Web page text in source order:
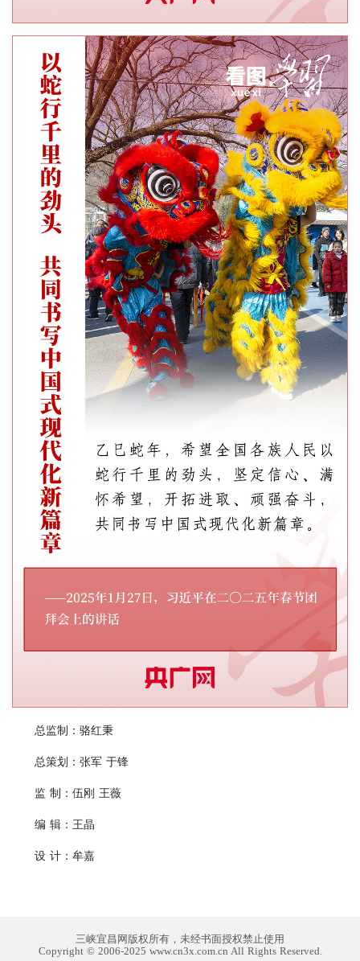
总监制：骆红秉
总策划：张军 于锋
监 制：伍刚 王薇
编 辑：王晶
设 计：牟嘉
三峡宜昌网版权所有，未经书面授权禁止使用
Copyright © 2006-2025 www.cn3x.com.cn All Rights Reserved.